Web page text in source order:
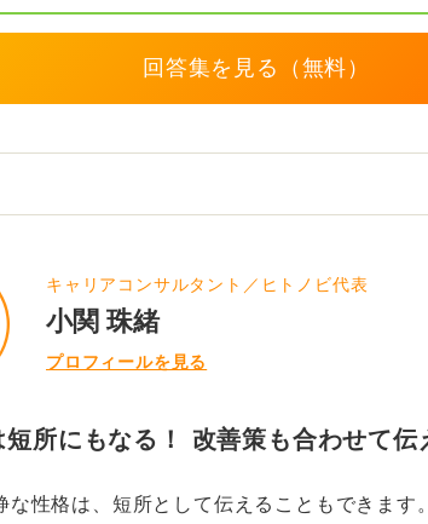
回答集を見る（無料）
キャリアコンサルタント／ヒトノビ代表
小関 珠緒
プロフィールを見る
短所にもなる！ 改善策も合わせて伝
な性格は、短所として伝えることもできます